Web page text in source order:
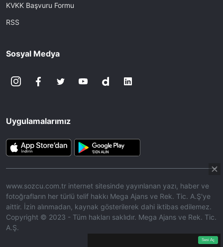
Aç
9.95%
Sesi Aç
KVKK Başvuru Formu
RSS
Sosyal Medya
Uygulamalarımız
www.sozcu.com.tr internet sitesinde yayınlanan yazı, haber ve
fotoğrafların her türlü telif hakkı Mega Ajans ve Rek. Tic. A.Ş'ye
aittir. İzin alınmadan, kaynak gösterilerek dahi iktibas edilemez.
Copyright © 2023 - Tüm hakları saklıdır. Mega Ajans ve Rek. Tic.
A.Ş.